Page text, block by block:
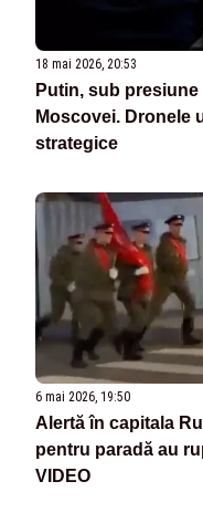
18 mai 2026, 20:53
Putin, sub
Moscovei. Dronele
strategice
6 mai 2026, 19:50
Alertă în capitala
pentru paradă au
VIDEO